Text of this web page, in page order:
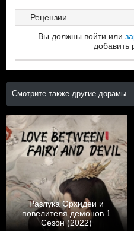
Рецензии
Вы должны войти или
добавить
Смотрите также другие дорамы
Разлука Орхидеи и
повелителя демонов 1
Сезон (2022)